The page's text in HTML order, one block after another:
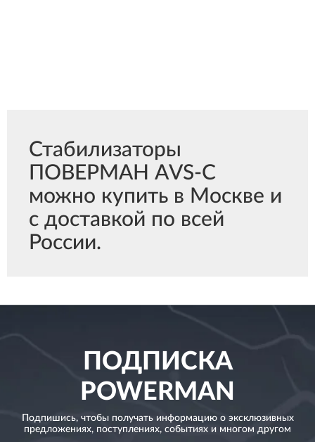
Стабилизаторы
ПОВЕРМАН AVS-C
можно купить в Москве и
с доставкой по всей
России.
ПОДПИСКА
POWERMAN
Подпишись, чтобы получать информацию о эксклюзивных
предложениях, поступлениях, событиях и многом другом